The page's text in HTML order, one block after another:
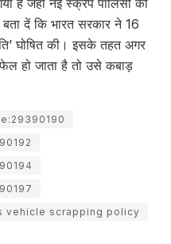
है जहां नई स्क्रैप पॉलिसी को
दें कि भारत सरकार ने 16
घोषित की। इसके तहत अगर
हो जाता है तो उसे कबाड़
vehicle scrapping policy